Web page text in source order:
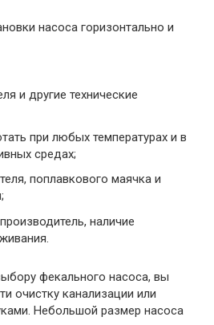
насоса горизонтально и
и другие технические
при любых температурах и в
средах;
поплавкового маячка и
наличие
фекального насоса, вы
очистку канализации или
Небольшой размер насоса